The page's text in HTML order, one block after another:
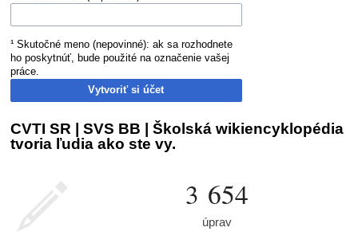
¹ Skutočné meno (nepovinné): ak sa rozhodnete
ho poskytnúť, bude použité na označenie vašej
práce.
Vytvoriť si účet
CVTI SR | SVS BB | Školská wikiencyklopédia
tvoria ľudia ako ste vy.
3 654
úprav